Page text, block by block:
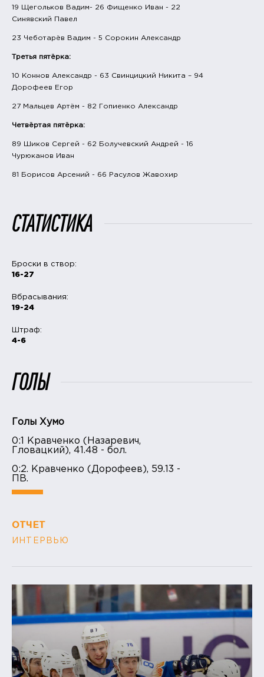
19 Щегольков Вадим- 26 Фищенко Иван - 22
Синявский Павел
23 Чеботарёв Вадим - 5 Сорокин Александр
Третья пятёрка:
10 Коннов Александр - 63 Свинцицкий Никита – 94
Дорофеев Егор
27 Мальцев Артём - 82 Гопиенко Александр
Четвёртая пятёрка:
89 Шиков Сергей - 62 Болучевский Андрей - 16
Чурюканов Иван
81 Борисов Арсений - 66 Расулов Жавохир
СТАТИСТИКА
Броски в створ:
16-27
Вбрасывания:
19-24
Штраф:
4-6
ГОЛЫ
Голы Хумо
0:1 Кравченко (Назаревич,
Гловацкий), 41.48 - бол.
0:2. Кравченко (Дорофеев), 59.13 -
ПВ.
ОТЧЕТ
ИНТЕРВЬЮ